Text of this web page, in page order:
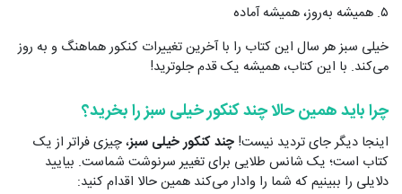
۵. همیشه به‌روز، همیشه آماده
خیلی سبز هر سال این کتاب را با آخرین تغییرات کنکور هماهنگ و به روز
می‌کند. با این کتاب، همیشه یک قدم جلوترید!
چرا باید همین حالا چند کنکور خیلی سبز را بخرید؟
اینجا دیگر جای تردید نیست! چند کنکور خیلی سبز، چیزی فراتر از یک
کتاب است؛ یک شانس طلایی برای تغییر سرنوشت شماست. بیایید
دلایلی را ببینیم که شما را وادار می‌کند همین حالا اقدام کنید: